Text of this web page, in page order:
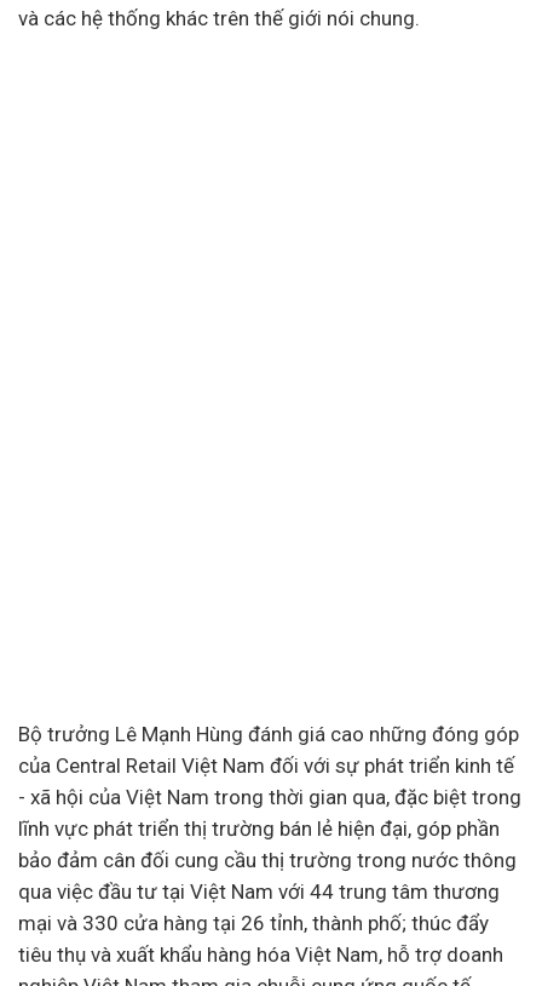
và các hệ thống khác trên thế giới nói chung.
Bộ trưởng Lê Mạnh Hùng đánh giá cao những đóng góp
của Central Retail Việt Nam đối với sự phát triển kinh tế
- xã hội của Việt Nam trong thời gian qua, đặc biệt trong
lĩnh vực phát triển thị trường bán lẻ hiện đại, góp phần
bảo đảm cân đối cung cầu thị trường trong nước thông
qua việc đầu tư tại Việt Nam với 44 trung tâm thương
mại và 330 cửa hàng tại 26 tỉnh, thành phố; thúc đẩy
tiêu thụ và xuất khẩu hàng hóa Việt Nam, hỗ trợ doanh